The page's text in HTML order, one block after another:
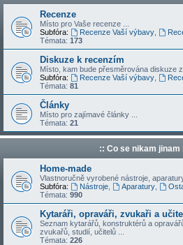
Recenze
Místo pro Vaše recenze ...
Subfóra:
Recenze Vaší výbavy,
Témata: 173
Diskuze k recenzím
Místo, kam bude přesměrována diskuze
Subfóra:
Recenze Vaší výbavy,
Témata: 81
Články
Místo pro zajímavé články ...
Témata: 21
:: Co se nikam jinam
Home-made
Vlastnoručně vyrobené nástroje,
Subfóra:
Nástroje, Aparatury,
Témata: 990
Kytaráři, opraváři, zvukaři a
Seznam kytarářů, konstruktérů a
zvukařů, studií, učitelů ...
Témata: 226